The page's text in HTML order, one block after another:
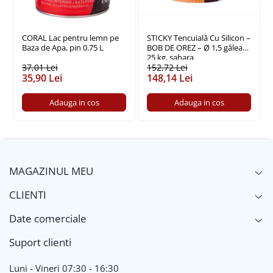
Policarbonat
Trepte și grătare zincate
CORAL Lac pentru lemn pe
Baza de Apa, pin 0.75 L
37,01 Lei
35,90 Lei
Adauga in cos
STICKY Tencuială Cu Silicon –
BOB DE OREZ – Ø 1,5 găleată
25 kg, sahara
152,72 Lei
148,14 Lei
Adauga in cos
MAGAZINUL MEU
CLIENTI
Date comerciale
Suport clienti
Luni - Vineri 07:30 - 16:30